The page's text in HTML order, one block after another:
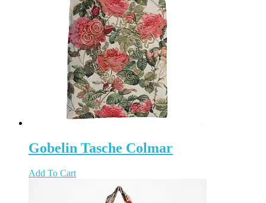
Gobelin Tasche Colmar
Add To Cart